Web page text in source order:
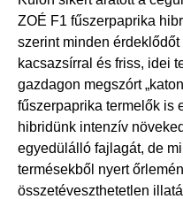
ZOÉ F1 fűszerpaprika
szerint minden
kacsazsírral és friss, idei
gazdagon megszórt
fűszerpaprika termelők is
hibridünk intenzív
egyedülálló fajlagát, de
termésekből nyert
összetéveszthetetlen